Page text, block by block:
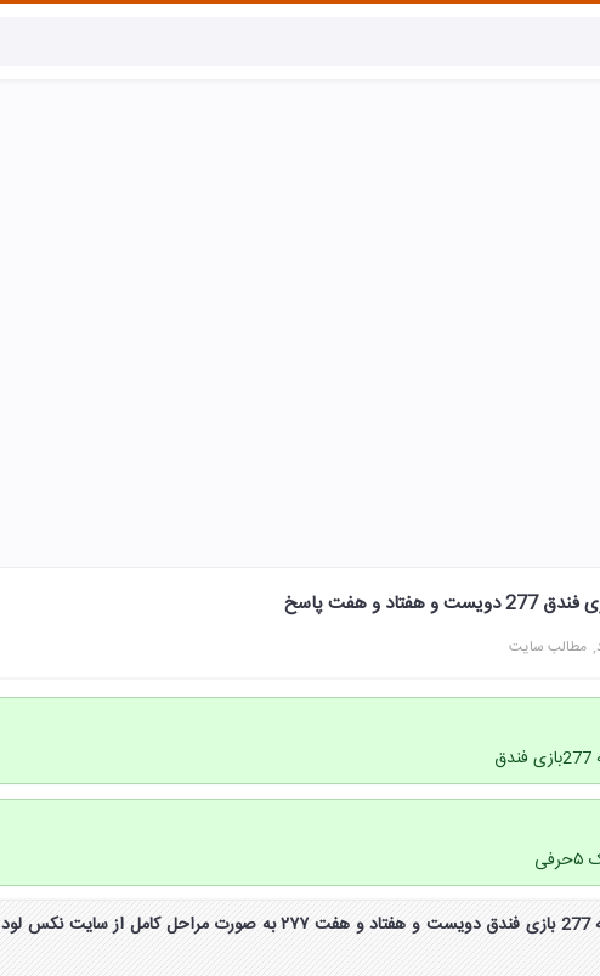
مطالب سایت
جواب و پاسخ مرحله 277 بازی فندق دویست و هفتاد و هفت ۲۷۷ به صورت مراحل کامل از سایت نکس لود